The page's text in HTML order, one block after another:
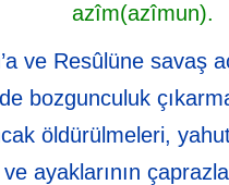
azîm(azîmun).
ve Resûlüne savaş
bozgunculuk
öldürülmeleri,
ayaklarının